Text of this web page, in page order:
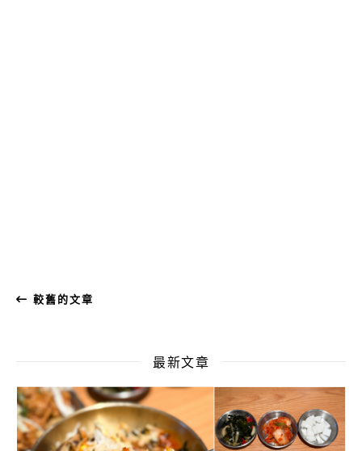
較舊的文章
最新文章